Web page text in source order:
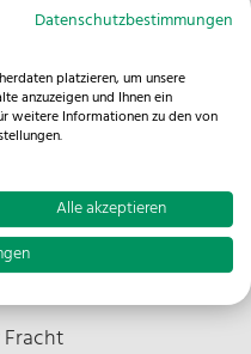
Datenschutzbestimmungen
platzieren, um unsere
anzuzeigen und Ihnen ein
weitere Informationen zu den von
Alle akzeptieren